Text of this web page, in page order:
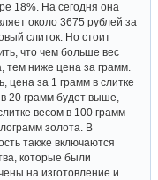
18%. На сегодня она
около 3675 рублей за
слиток. Но стоит
что чем больше вес
тем ниже цена за грамм.
цена за 1 грамм в слитке
20 грамм будет выше,
весом в 100 грамм
золота. В
также включаются
которые были
на изготовление и